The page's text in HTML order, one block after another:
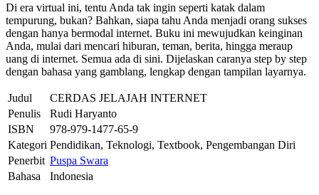
Di era virtual ini, tentu Anda tak ingin seperti katak dalam
tempurung, bukan? Bahkan, siapa tahu Anda menjadi orang sukses
dengan hanya bermodal internet. Buku ini mewujudkan keinginan
Anda, mulai dari mencari hiburan, teman, berita, hingga meraup
uang di internet. Semua ada di sini. Dijelaskan caranya step by step
dengan bahasa yang gamblang, lengkap dengan tampilan layarnya.
Judul
CERDAS JELAJAH INTERNET
Penulis
Rudi Haryanto
ISBN
978-979-1477-65-9
Kategori Pendidikan, Teknologi, Textbook, Pengembangan Diri
Penerbit Puspa Swara
Bahasa
Indonesia